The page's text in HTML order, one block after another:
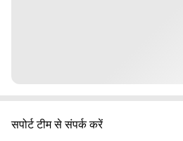
सपोर्ट टीम से संपर्क करें